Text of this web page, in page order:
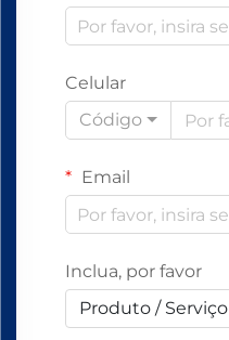
Celular
Código
Email
Inclua, por favor
Produto / Serviço